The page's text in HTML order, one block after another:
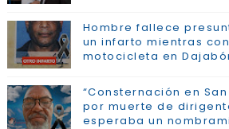
Hombre fallece
un infarto mientras
motocicleta en
“Consternación en
por muerte de
esperaba un